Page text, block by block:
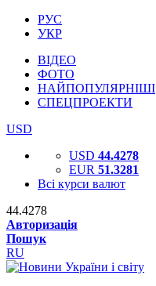
РУС
УКР
ВІДЕО
ФОТО
НАЙПОПУЛЯРНІШІ
СПЕЦПРОЕКТИ
USD
USD 44.4278
EUR 51.3281
Всі курси валют
44.4278
Авторизація
Пошук
RU